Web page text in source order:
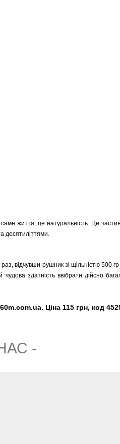
життя, це натуральність. Це
десятиліттями.
відчувши рушник зі щільністю 500
здатність ввібрати дійсно
Ціна 115 грн, код
-